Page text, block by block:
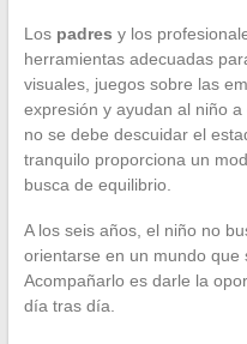
Los padres y los
herramientas adecuadas
visuales, juegos sobre las
expresión y ayudan al niño
no se debe descuidar el
tranquilo proporciona un
busca de equilibrio.
A los seis años, el niño no
orientarse en un mundo que
Acompañarlo es darle la
día tras día.